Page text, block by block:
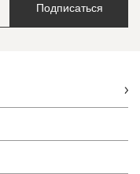
Подписаться